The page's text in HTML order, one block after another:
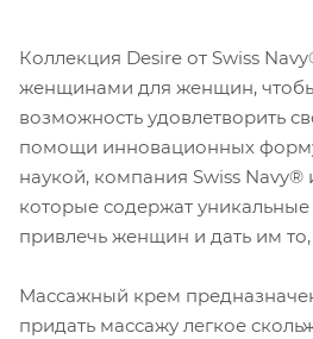
Коллекция Desire от Swiss
женщинами для женщин,
возможность удовлетворить
помощи инновационных
наукой, компания Swiss Navy®
которые содержат
привлечь женщин и дать им
Массажный крем
придать массажу легкое